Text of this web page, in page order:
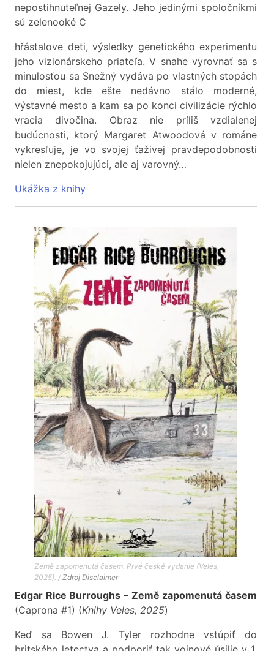
nepostihnuteľnej Gazely. Jeho jedinými spoločníkmi
sú zelenooké C
hřástalove deti, výsledky genetického experimentu
jeho vizionárskeho priateľa. V snahe vyrovnať sa s
minulosťou sa Snežný vydáva po vlastných stopách
do miest, kde ešte nedávno stálo moderné,
výstavné mesto a kam sa po konci civilizácie rýchlo
vracia divočina. Obraz nie príliš vzdialenej
budúcnosti, ktorý Margaret Atwoodová v románe
vykresľuje, je vo svojej ťaživej pravdepodobnosti
nielen znepokojujúci, ale aj varovný…
Ukážka z knihy
Země zapomenutá časem. Prvé české vydanie (Veles,
2025). /Zdroj Disclaimer
Edgar Rice Burroughs – Země zapomenutá časem
(Caprona #1) (Knihy Veles, 2025)
Keď sa Bowen J. Tyler rozhodne vstúpiť do